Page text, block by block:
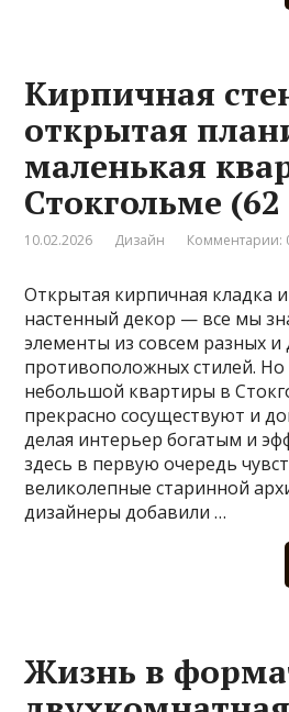
Кирпичная
открытая
маленькая
Стокгольме
10.02.2026 Дизайн Комментарии:
Открытая кирпичная кладка
настенный декор — все мы
элементы из совсем разных и
противоположных стилей. Но
небольшой квартиры в
прекрасно сосуществуют и
делая интерьер богатым и
здесь в первую очередь
великолепные старинной
дизайнеры добавили …
Жизнь в